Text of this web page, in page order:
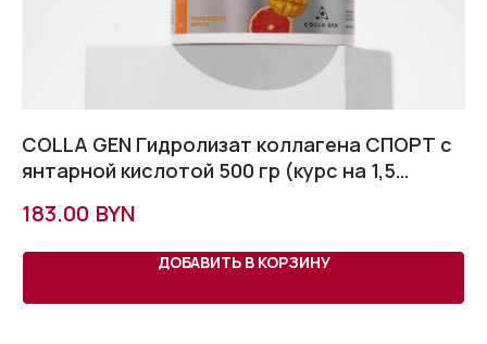
COLLA GEN Гидролизат коллагена СПОРТ с
янтарной кислотой 500 гр (курс на 1,5
183.00 BYN
ДОБАВИТЬ В КОРЗИНУ